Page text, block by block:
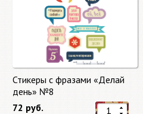
Стикеры с фразами «Делай
день» №8
72 руб.